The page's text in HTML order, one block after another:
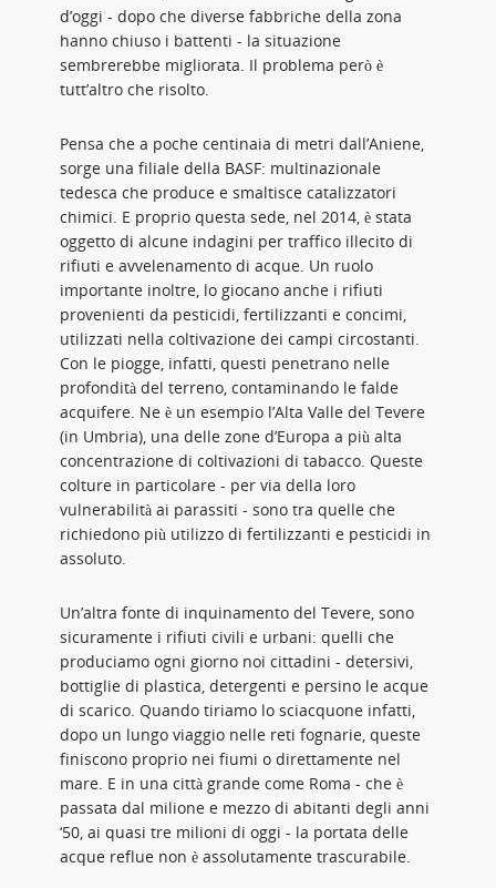
d’oggi - dopo che diverse fabbriche della zona
hanno chiuso i battenti - la situazione
sembrerebbe migliorata. Il problema però è
tutt’altro che risolto.
Pensa che a poche centinaia di metri dall’Aniene,
sorge una filiale della BASF: multinazionale
tedesca che produce e smaltisce catalizzatori
chimici. E proprio questa sede, nel 2014, è stata
oggetto di alcune indagini per traffico illecito di
rifiuti e avvelenamento di acque. Un ruolo
importante inoltre, lo giocano anche i rifiuti
provenienti da pesticidi, fertilizzanti e concimi,
utilizzati nella coltivazione dei campi circostanti.
Con le piogge, infatti, questi penetrano nelle
profondità del terreno, contaminando le falde
acquifere. Ne è un esempio l’Alta Valle del Tevere
(in Umbria), una delle zone d’Europa a più alta
concentrazione di coltivazioni di tabacco. Queste
colture in particolare - per via della loro
vulnerabilità ai parassiti - sono tra quelle che
richiedono più utilizzo di fertilizzanti e pesticidi in
assoluto.
Un’altra fonte di inquinamento del Tevere, sono
sicuramente i rifiuti civili e urbani: quelli che
produciamo ogni giorno noi cittadini - detersivi,
bottiglie di plastica, detergenti e persino le acque
di scarico. Quando tiriamo lo sciacquone infatti,
dopo un lungo viaggio nelle reti fognarie, queste
finiscono proprio nei fiumi o direttamente nel
mare. E in una città grande come Roma - che è
passata dal milione e mezzo di abitanti degli anni
‘50, ai quasi tre milioni di oggi - la portata delle
acque reflue non è assolutamente trascurabile.